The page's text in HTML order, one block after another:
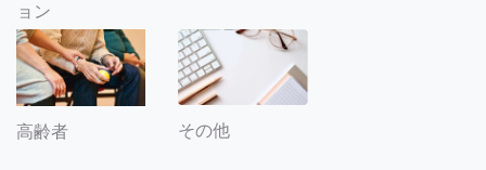
ョン
高齢者 その他